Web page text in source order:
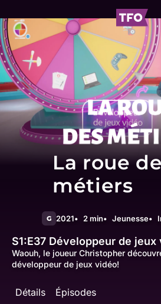
La roue
métiers
G 2021 2 min Jeunesse
S1:E37 Développeur de jeux
Waouh, le joueur Christopher
développeur de jeux vidéo!
Détails Épisodes